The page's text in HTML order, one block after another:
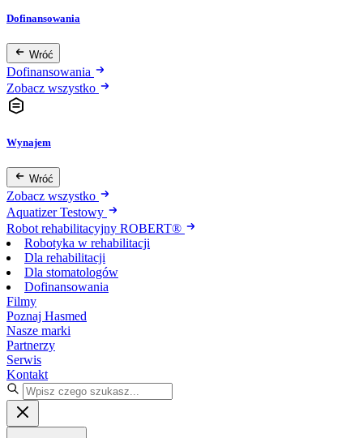
Dofinansowania
Wróć
Dofinansowania
Zobacz wszystko
Wynajem
Wróć
Zobacz wszystko
Aquatizer Testowy
Robot rehabilitacyjny ROBERT®
Robotyka w rehabilitacji
Dla rehabilitacji
Dla stomatologów
Dofinansowania
Filmy
Poznaj Hasmed
Nasze marki
Partnerzy
Serwis
Kontakt